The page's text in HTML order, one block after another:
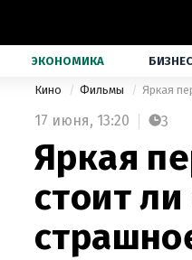
ЭКОНОМИКА БИЗНЕС
Кино Фильмы Яркая
17 июня, 13:20 3
Яркая
стоит